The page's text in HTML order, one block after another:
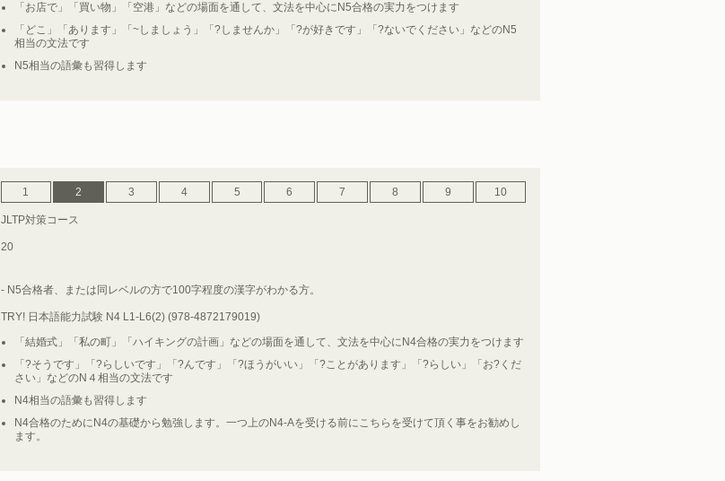
「お店で」「買い物」「空港」などの場面を通して、文法を中心にN5合格の実力をつけます
「どこ」「あります」「~しましょう」「?しませんか」「?が好きです」「?ないでください」などのN5
相当の文法です
N5相当の語彙も習得します
1 2 3 4 5 6 7 8 9 10
JLTP対策コース
20
- N5合格者、または同レベルの方で100字程度の漢字がわかる方。
TRY! 日本語能力試験 N4 L1-L6(2) (978-4872179019)
「結婚式」「私の町」「ハイキングの計画」などの場面を通して、文法を中心にN4合格の実力をつけます
「?そうです」「?らしいです」「?んです」「?ほうがいい」「?ことがあります」「?らしい」「お?くだ
さい」などのN４相当の文法です
N4相当の語彙も習得します
N4合格のためにN4の基礎から勉強します。一つ上のN4-Aを受ける前にこちらを受けて頂く事をお勧めし
ます。